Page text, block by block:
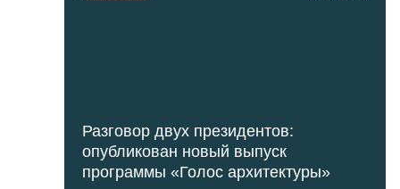
Разговор двух президентов:
опубликован новый выпуск
программы «Голос архитектуры»